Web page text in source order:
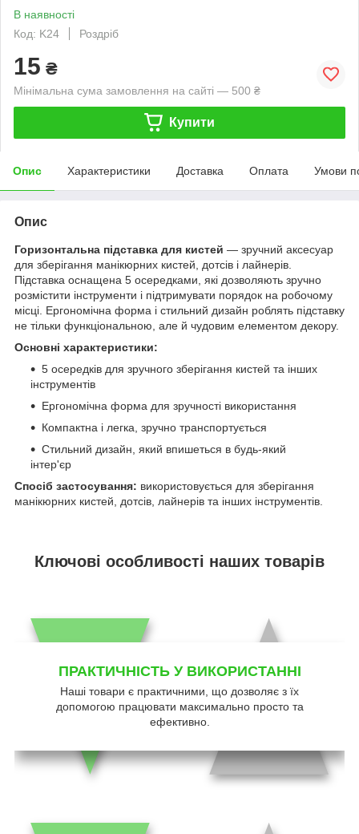
В наявності
Код: K24
Роздріб
15 ₴
Мінімальна сума замовлення на сайті — 500 ₴
Купити
Опис Характеристики Доставка Оплата Умови
Опис
Горизонтальна підставка для кистей — зручний аксесуар
для зберігання манікюрних кистей, дотсів і лайнерів.
Підставка оснащена 5 осередками, які дозволяють зручно
розмістити інструменти і підтримувати порядок на робочому
місці. Ергономічна форма і стильний дизайн роблять підставку
не тільки функціональною, але й чудовим елементом декору.
Основні характеристики:
5 осередків для зручного зберігання кистей та інших
інструментів
Ергономічна форма для зручності використання
Компактна і легка, зручно транспортується
Стильний дизайн, який впишеться в будь-який
інтер'єр
Спосіб застосування: використовується для зберігання
манікюрних кистей, дотсів, лайнерів та інших інструментів.
Ключові особливості наших товарів
ПРАКТИЧНІСТЬ У ВИКОРИСТАННІ
Наші товари є практичними, що дозволяє з їх
допомогою працювати максимально просто та
ефективно.